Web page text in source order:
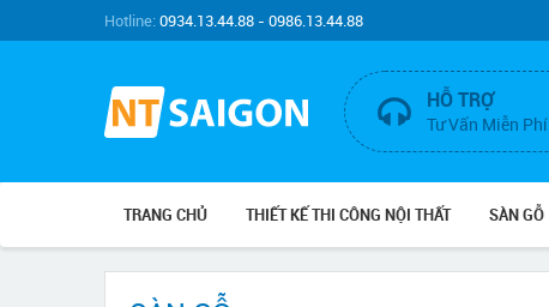
Hotline:0934.13.44.88 - 0986.13.44.88
HỖ TRỢ
Tư Vấn Miễn Phí
TRANG CHỦ THIẾT KẾ THI CÔNG NỘI THẤT SÀN GỖ